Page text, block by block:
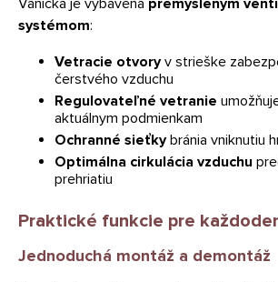
Vanička je vybavená premysleným
systémom:
Vetracie otvory v strieške
čerstvého vzduchu
Regulovateľné vetranie
aktuálnym podmienkam
Ochranné sieťky bránia vniknutiu
Optimálna cirkulácia vzduchu
prehriatiu
Praktické funkcie pre
Jednoduchá montáž a demontáž